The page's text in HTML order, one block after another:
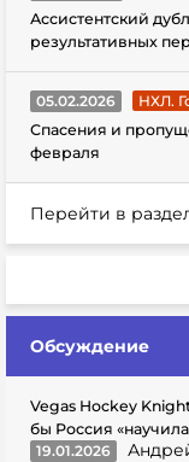
Ассистентский
результативных
05.02.2026
НХЛ.
Спасения и
февраля
Перейти в
Обсуждение
Vegas Hockey
бы Россия
19.01.2026